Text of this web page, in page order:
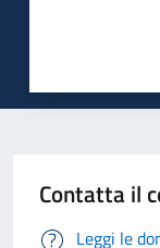
Contatta il
Leggi le